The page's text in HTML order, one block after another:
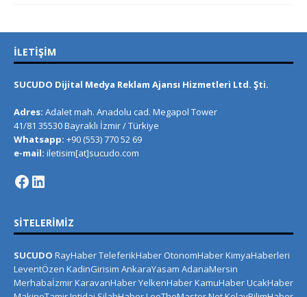
İLETIŞIM
SUCUDO Dijital Medya Reklam Ajansı Hizmetleri Ltd. Şti.
Adres: Adalet mah. Anadolu cad. Megapol Tower
41/81 35530 Bayraklı İzmir / Türkiye
Whatsapp: +90 (553) 770 52 69
e-mail: iletisim[at]sucudo.com
SITELERIMIZ
SUCUDO RayHaberTeleferikHaber OtonomHaberKimyaHaberleri
LeventÖzen KadinGirisim AnkaraYasam AdanaMersin
MerhabaİzmirKaravanHaberYelkenHaberKamuHaberUcakHaber